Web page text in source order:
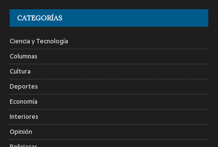
CATEGORÍAS
Ciencia y Tecnología
Columnas
Cultura
Deportes
Economía
Interiores
Opinión